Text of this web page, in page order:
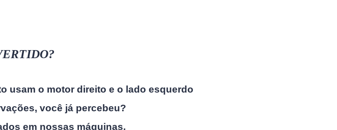
o motor direito e o lado esquerdo
você já percebeu?
em nossas máquinas.